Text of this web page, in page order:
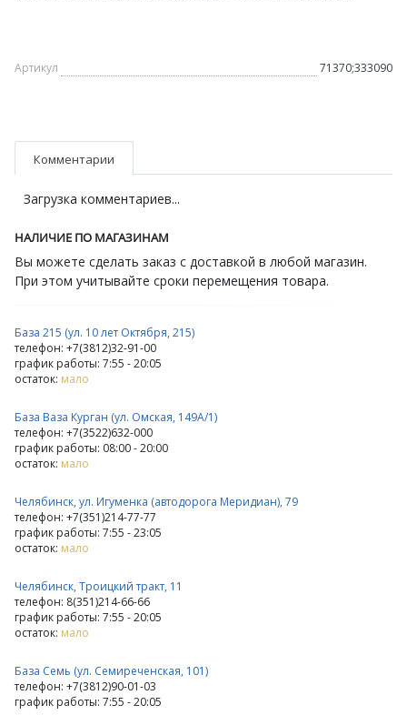
Артикул 71370;333090
Комментарии
Загрузка комментариев...
НАЛИЧИЕ ПО МАГАЗИНАМ
Вы можете сделать заказ с доставкой в любой магазин.
При этом учитывайте сроки перемещения товара.
База 215 (ул. 10 лет Октября, 215)
телефон: +7(3812)32-91-00
график работы: 7:55 - 20:05
остаток: мало
База Ваза Курган (ул. Омская, 149А/1)
телефон: +7(3522)632-000
график работы: 08:00 - 20:00
остаток: мало
Челябинск, ул. Игуменка (автодорога Меридиан), 79
телефон: +7(351)214-77-77
график работы: 7:55 - 23:05
остаток: мало
Челябинск, Троицкий тракт, 11
телефон: 8(351)214-66-66
график работы: 7:55 - 20:05
остаток: мало
База Семь (ул. Семиреченская, 101)
телефон: +7(3812)90-01-03
график работы: 7:55 - 20:05